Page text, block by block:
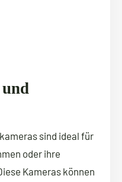
sind ideal für
oder ihre
Kameras können